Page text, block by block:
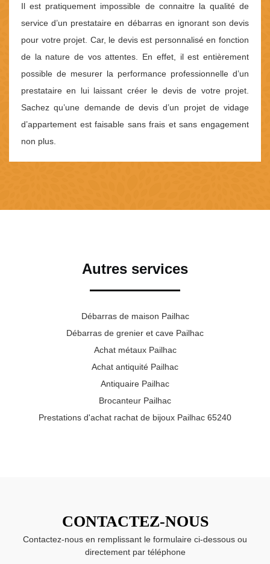
Il est pratiquement impossible de connaitre la qualité de
service d’un prestataire en débarras en ignorant son devis
pour votre projet. Car, le devis est personnalisé en fonction
de la nature de vos attentes. En effet, il est entièrement
possible de mesurer la performance professionnelle d’un
prestataire en lui laissant créer le devis de votre projet.
Sachez qu’une demande de devis d’un projet de vidage
d’appartement est faisable sans frais et sans engagement
non plus.
Autres services
Débarras de maison Pailhac
Débarras de grenier et cave Pailhac
Achat métaux Pailhac
Achat antiquité Pailhac
Antiquaire Pailhac
Brocanteur Pailhac
Prestations d'achat rachat de bijoux Pailhac 65240
CONTACTEZ-NOUS
Contactez-nous en remplissant le formulaire ci-dessous ou
directement par téléphone